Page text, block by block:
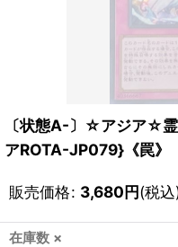
〔状態A-〕☆アジア☆
アROTA-JP079}《罠》
販売価格: 3,680円(税込
在庫数 ×